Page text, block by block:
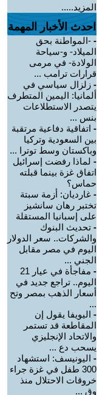
المزيد.....
احدث الأخبار المهمة
- -المواطنة بحق
الميلاد- و-سياحة
الولادة- في مرمى
قرارات ترامب ...
- زلزال سياسي في
ألمانيا: اليمين المتطرف
يتصدر الاستطلاعات
بنس ...
- اتفاقية دفاعية مرتقبة
بين السعودية وتركيا
وباكستان وسط توترا ...
- لماذا رفضت إسرائيل
اتفاق غزة بينما قبلته
حماس؟
- غارديان: أزمة سبتة
تختبر رهان سانشيز
على إسبانيا المستقلة
- تحديث البنوك
والشركات.. سعر الدولار
اليوم في مصر مقابل
الجني ...
-
مفاجأة في عيار 21
اليوم.. تراجع جديد في
أسعار الذهب بمصر وتح
...
- اليويفا يقول إن
المقاطعة قد تستمر
والاتحاد الإنجليزي
يسحب دع ...
- اليونيسف: استشهاد
300 طفل في غزة جراء
خروقات الاحتلال منذ
وق ...